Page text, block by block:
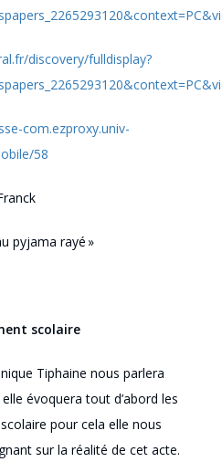
discovery/fulldisplay?
com.ezproxy.univ-
58
pyjama rayé »
scolaire
Tiphaine nous parlera
évoquera tout d’abord les
pour cela elle nous
sur la réalité de cet acte.